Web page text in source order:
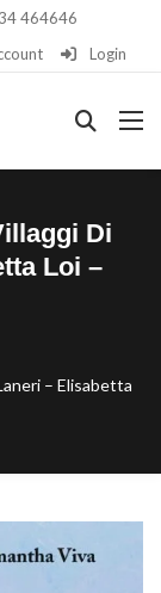
464646
Login
Di
Loi –
– Elisabetta